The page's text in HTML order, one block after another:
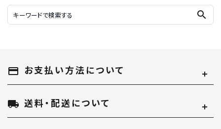
search
payment お支払い方法について
local_shipping 送料・配送について